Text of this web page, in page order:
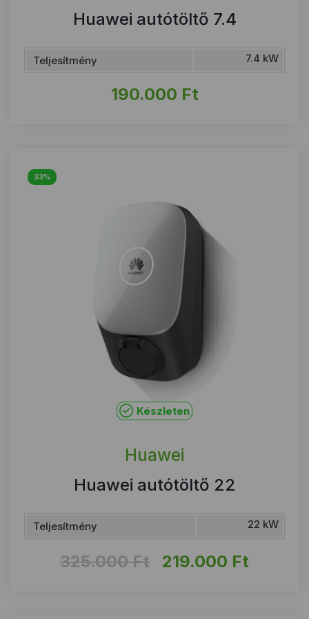
Huawei autótöltő 7.4
Teljesítmény 7.4 kW
190.000 Ft
33%
Készleten
Huawei
Huawei autótöltő 22
Teljesítmény 22 kW
325.000Ft Original
219.000 Ft